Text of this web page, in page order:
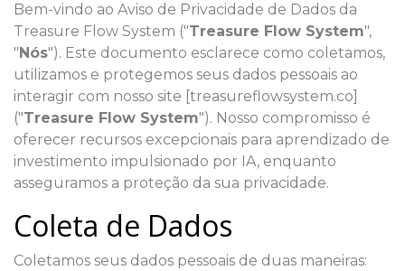
Bem-vindo ao Aviso de Privacidade de Dados da
Treasure Flow System ("Treasure Flow System",
"Nós"). Este documento esclarece como coletamos,
utilizamos e protegemos seus dados pessoais ao
interagir com nosso site [treasureflowsystem.co]
("Treasure Flow System"). Nosso compromisso é
oferecer recursos excepcionais para aprendizado de
investimento impulsionado por IA, enquanto
asseguramos a proteção da sua privacidade.
Coleta de Dados
Coletamos seus dados pessoais de duas maneiras: